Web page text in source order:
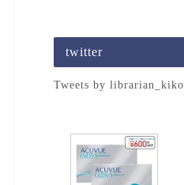
twitter
Tweets by librarian_kiko